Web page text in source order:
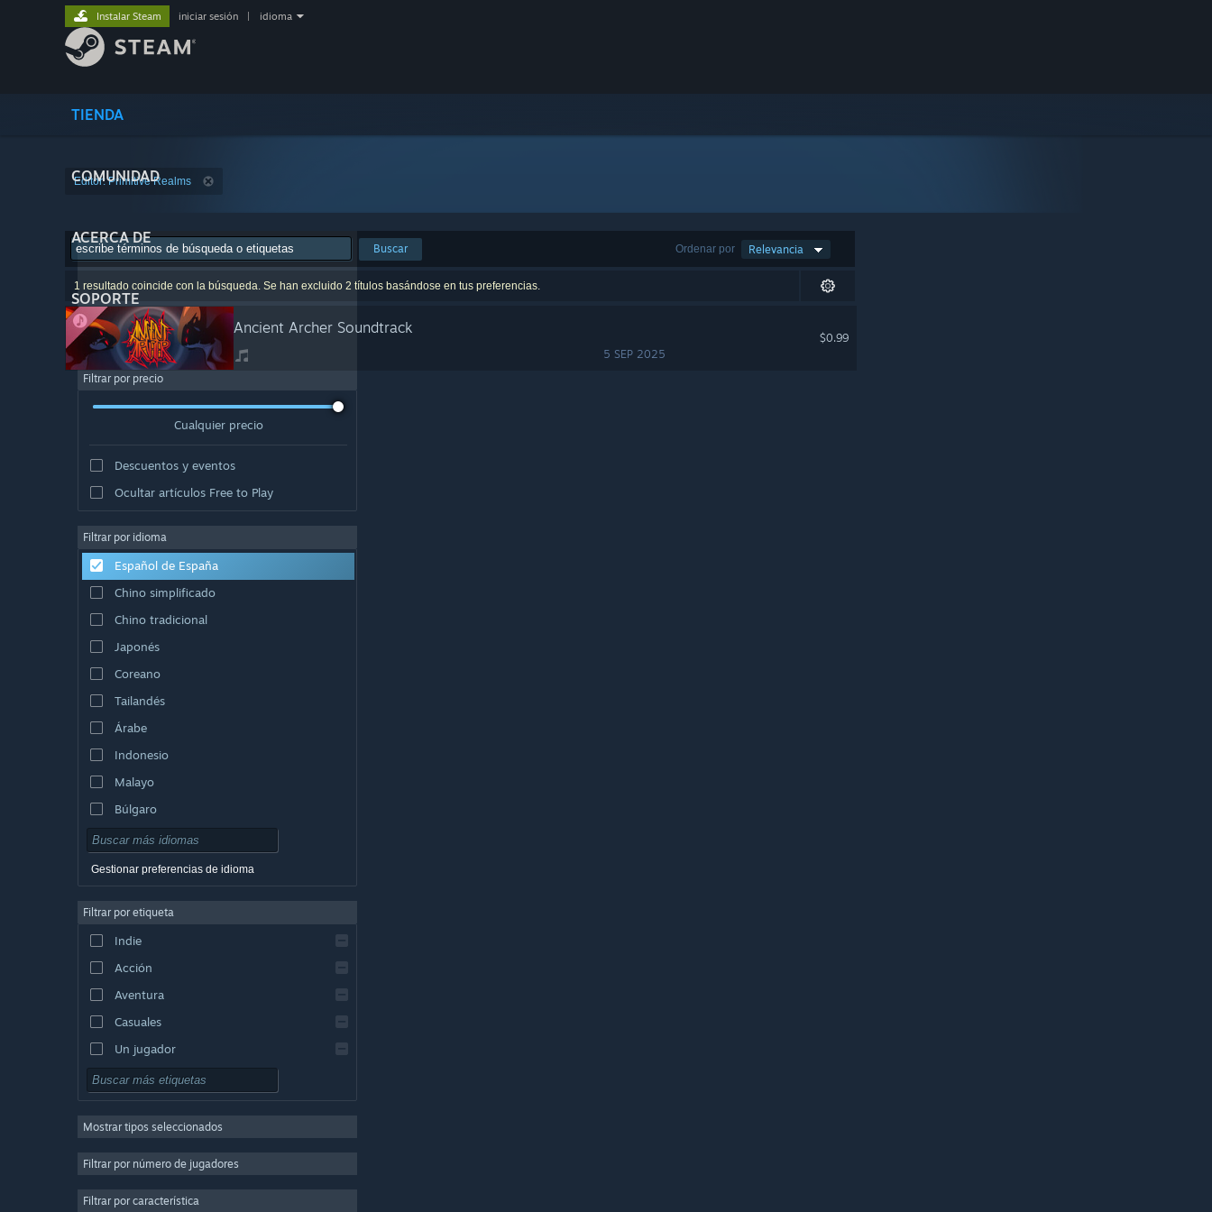
TIENDA
COMUNIDAD
ACERCA DE
SOPORTE
Instalar Steam iniciar sesión idioma
Editor: Primitive Realms
Ordenar por Relevancia
Buscar
1 resultado coincide con la búsqueda. Se han excluido 2 títulos basándose en tus preferencias.
Ancient Archer Soundtrack
5 SEP 2025
$0.99
Filtrar por precio
Cualquier precio
Descuentos y eventos
Ocultar artículos Free to Play
Filtrar por idioma
Español de España
Chino simplificado
Chino tradicional
Japonés
Coreano
Tailandés
Árabe
Indonesio
Malayo
Búlgaro
Checo
Danés
Inglés
Español de Hispanoamérica
Griego
Gestionar preferencias de idioma
Filtrar por etiqueta
Indie
Acción
Aventura
Casuales
Un jugador
Simulación
Estrategia
Mostrar tipos seleccionados
Filtrar por número de jugadores
Filtrar por característica